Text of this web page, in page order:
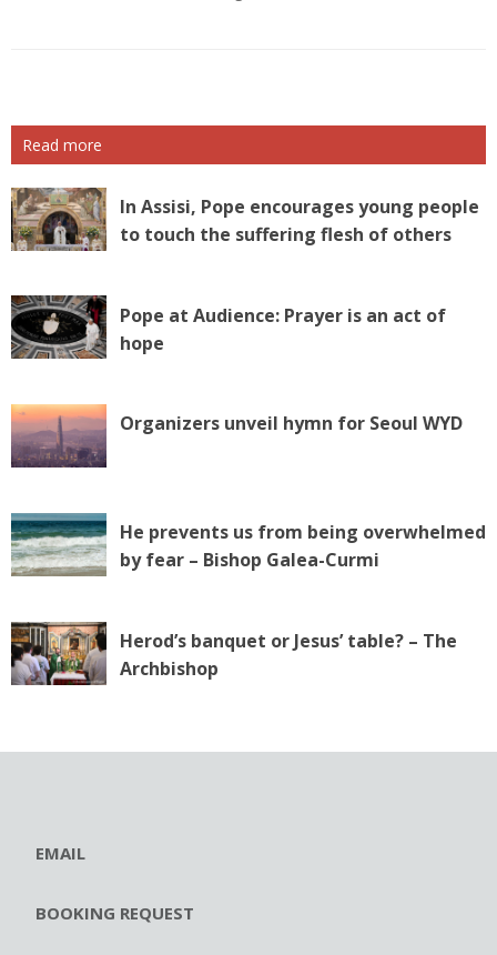
Read more
In Assisi, Pope encourages young people
to touch the suffering flesh of others
Pope at Audience: Prayer is an act of
hope
Organizers unveil hymn for Seoul WYD
He prevents us from being overwhelmed
by fear – Bishop Galea-Curmi
Herod’s banquet or Jesus’ table? – The
Archbishop
EMAIL
BOOKING REQUEST